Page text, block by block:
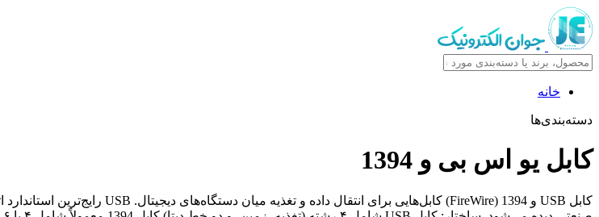
خانه
دسته‌بندی‌ها
کابل یو اس بی و 1394